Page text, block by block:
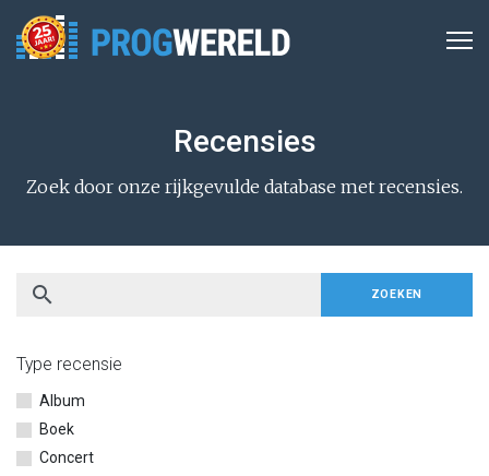
Recensies
Zoek door onze rijkgevulde database met recensies.
search ZOEKEN
Type recensie
Album
Boek
Concert